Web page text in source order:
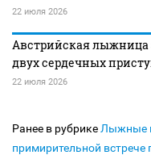
22 июля 2026
Австрийская лыжница
двух сердечных
22 июля 2026
Ранее в рубрике Лыжные
примирительной встрече